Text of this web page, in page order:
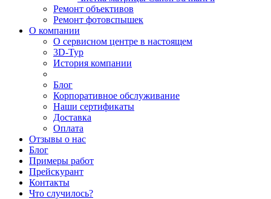
Ремонт объективов
Ремонт фотовспышек
О компании
О сервисном центре в настоящем
3D-Тур
История компании
Блог
Корпоративное обслуживание
Наши сертификаты
Доставка
Оплата
Отзывы о нас
Блог
Примеры работ
Прейскурант
Контакты
Что случилось?